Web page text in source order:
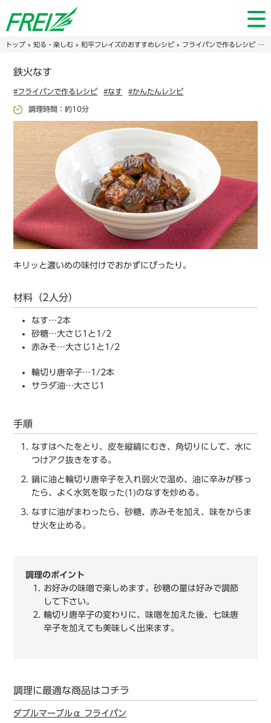
トップ» 知る・楽しむ» 和平フレイズのおすすめレシピ» フライパンで作るレシピ» 鉄火なす
鉄火なす
#フライパンで作るレシピ #なす #かんたんレシピ
調理時間：約10分
キリッと濃いめの味付けでおかずにぴったり。
材料（2人分）
なす…2本
砂糖…大さじ1と1/2
赤みそ…大さじ1と1/2
輪切り唐辛子…1/2本
サラダ油…大さじ1
手順
なすはへたをとり、皮を縦縞にむき、角切りにして、水に
つけアク抜きをする。
鍋に油と輪切り唐辛子を入れ弱火で温め、油に辛みが移っ
たら、よく水気を取った(1)のなすを炒める。
なすに油がまわったら、砂糖、赤みそを加え、味をからま
せ火を止める。
調理のポイント
お好みの味噌で楽しめます。砂糖の量は好みで調節
して下さい。
輪切り唐辛子の変わりに、味噌を加えた後、七味唐
辛子を加えても美味しく出来ます。
調理に最適な商品はコチラ
ダブルマーブルα フライパン